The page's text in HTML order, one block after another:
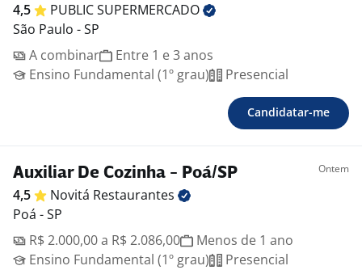
4,5 PUBLICSUPERMERCADO
São Paulo - SP
A combinar
Entre 1 e 3 anos
Ensino Fundamental (1º grau)
Presencial
Candidatar-me
Auxiliar De Cozinha - Poá/SP Ontem
4,5 Novitá Restaurantes
Poá - SP
R$ 2.000,00 a R$ 2.086,00
Menos de 1 ano
Ensino Fundamental (1º grau)
Presencial